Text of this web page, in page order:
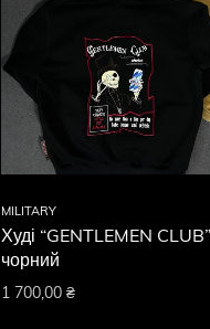
MILITARY
Худі “GENTLEMEN
чорний
1 700,00₴